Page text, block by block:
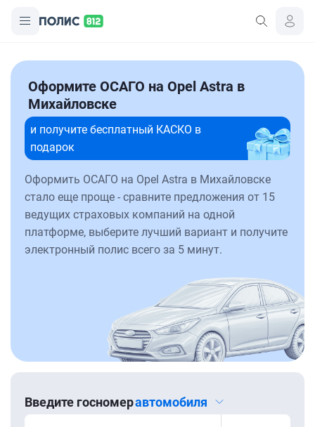
Оформите ОСАГО на Opel Astra в
Михайловске
и получите бесплатный КАСКО в
подарок
Оформить ОСАГО на Opel Astra в Михайловске
стало еще проще - сравните предложения от 15
ведущих страховых компаний на одной
платформе, выберите лучший вариант и получите
электронный полис всего за 5 минут.
Введите госномеравтомобиля